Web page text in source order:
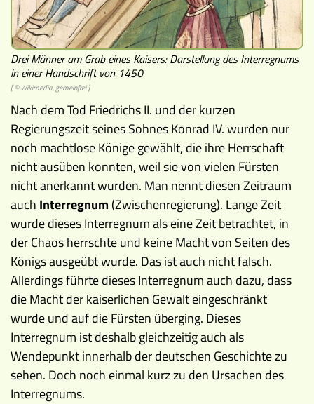
Schulmaterialien
Museen
Drei Männer am Grab eines Kaisers: Darstellung des Interregnums
in einer Handschrift von 1450
[ © Wikimedia, gemeinfrei ]
Nach dem Tod Friedrichs II. und der kurzen
Regierungszeit seines Sohnes Konrad IV. wurden nur
noch machtlose Könige gewählt, die ihre Herrschaft
nicht ausüben konnten, weil sie von vielen Fürsten
nicht anerkannt wurden. Man nennt diesen Zeitraum
auch Interregnum (Zwischenregierung). Lange Zeit
wurde dieses Interregnum als eine Zeit betrachtet, in
der Chaos herrschte und keine Macht von Seiten des
Königs ausgeübt wurde. Das ist auch nicht falsch.
Allerdings führte dieses Interregnum auch dazu, dass
die Macht der kaiserlichen Gewalt eingeschränkt
wurde und auf die Fürsten überging. Dieses
Interregnum ist deshalb gleichzeitig auch als
Wendepunkt innerhalb der deutschen Geschichte zu
sehen. Doch noch einmal kurz zu den Ursachen des
Interregnums.